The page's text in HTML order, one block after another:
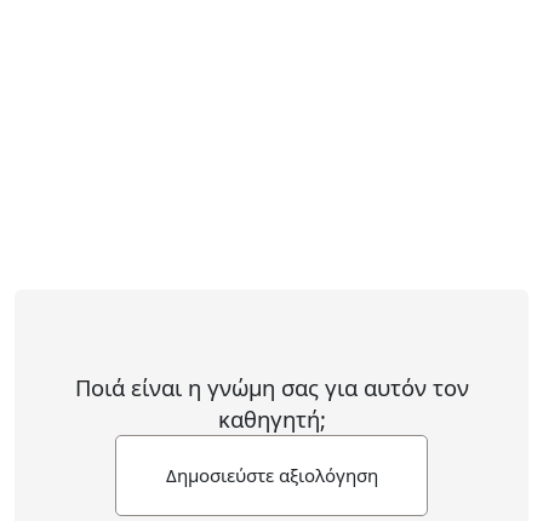
Ποιά είναι η γνώμη σας για αυτόν τον
καθηγητή;
Δημοσιεύστε αξιολόγηση